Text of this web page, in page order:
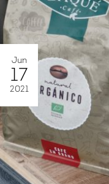
Jun
17
2021